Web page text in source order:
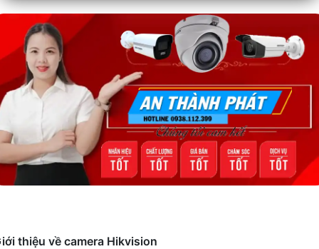
thiệu về camera Hikvision